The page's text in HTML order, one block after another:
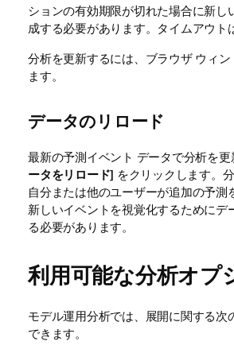
ションの有効期限が切れた場合に新し
成する必要があります。タイムアウト
分析を更新するには、ブラウザ ウィ
ます。
データのリロード
最新の予測イベント データで分析を
ータをリロード] をクリックします。
自分または他のユーザーが追加の予測
新しいイベントを視覚化するためにデ
る必要があります。
利用可能な分析オプ
モデル運用分析では、展開に関する次
できます。